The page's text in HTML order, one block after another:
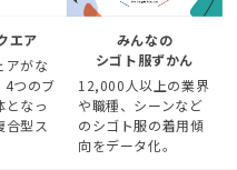
エア
アがな
4つのブ
となっ
合型ス
みんなの
シゴト服ずかん
12,000人以上の業界
や職種、シーンなど
のシゴト服の着用傾
向をデータ化。